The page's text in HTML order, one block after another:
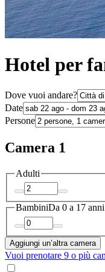
Hotel per
Dove vuoi andare?
Date
Persone
Camera 1
Adulti
BambiniDa 0 a 17 anni
Aggiungi un’altra camera
Vuoi prenotare 9 o più